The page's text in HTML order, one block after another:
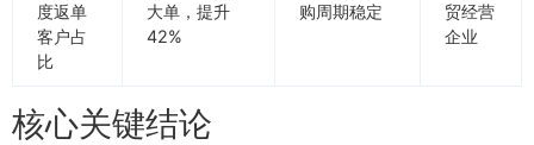
度返单
客户占
比
大单，提升
42%
购周期稳定
贸经营
企业
核心关键结论